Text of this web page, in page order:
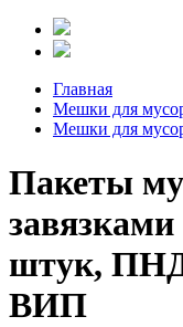
Главная
Мешки для
Мешки для
Пакеты
штук,
ВИП